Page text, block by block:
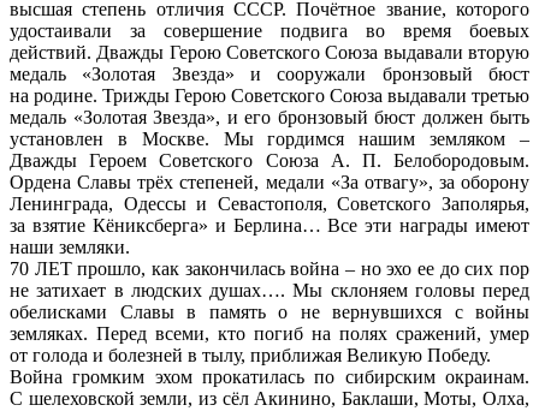
высшая степень отличия СССР. Почётное звание, которого
удостаивали за совершение подвига во время боевых
действий. Дважды Герою Советского Союза выдавали вторую
медаль «Золотая Звезда» и сооружали бронзовый бюст
на родине. Трижды Герою Советского Союза выдавали третью
медаль «Золотая Звезда», и его бронзовый бюст должен быть
установлен в Москве. Мы гордимся нашим земляком –
Дважды Героем Советского Союза А. П. Белобородовым.
Ордена Славы трёх степеней, медали «За отвагу», за оборону
Ленинграда, Одессы и Севастополя, Советского Заполярья,
за взятие Кёниксберга» и Берлина… Все эти награды имеют
наши земляки.
70 ЛЕТ прошло, как закончилась война – но эхо ее до сих пор
не затихает в людских душах…. Мы склоняем головы перед
обелисками Славы в память о не вернувшихся с войны
земляках. Перед всеми, кто погиб на полях сражений, умер
от голода и болезней в тылу, приближая Великую Победу.
Война громким эхом прокатилась по сибирским окраинам.
С шелеховской земли, из сёл Акинино, Баклаши, Моты, Олха,